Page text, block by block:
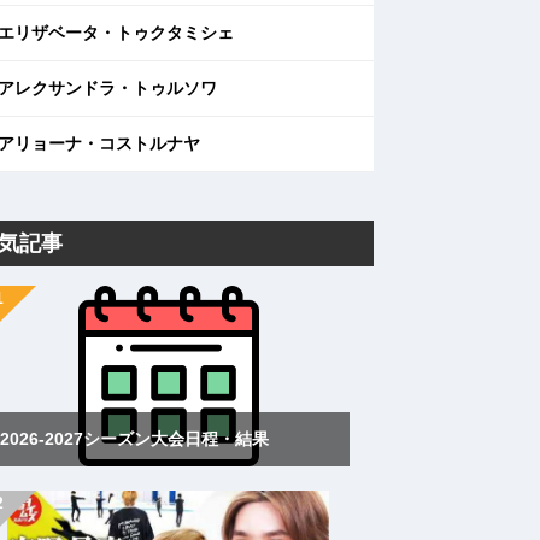
リザベータ・トゥクタミシェ
レクサンドラ・トゥルソワ
リョーナ・コストルナヤ
記事
2026-2027シーズン大会日程・結果